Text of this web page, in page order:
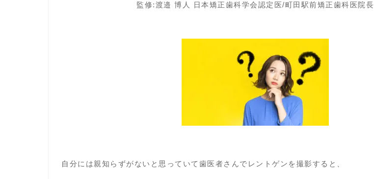
監修:渡邉 博人 日本矯正歯科学会認定医/町田駅前矯正歯科医院長
自分には親知らずがないと思っていて歯医者さんでレントゲンを撮影すると、